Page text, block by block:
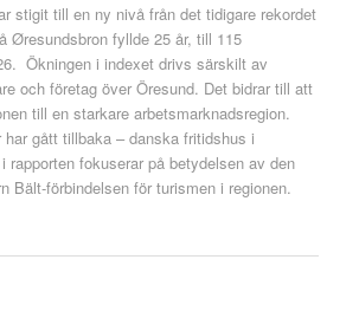
stigit till en ny nivå från det tidigare rekordet
Øresundsbron fyllde 25 år, till 115
Ökningen i indexet drivs särskilt av
och företag över Öresund. Det bidrar till att
till en starkare arbetsmarknadsregion.
har gått tillbaka – danska fritidshus i
rapporten fokuserar på betydelsen av den
Bält-förbindelsen för turismen i regionen.